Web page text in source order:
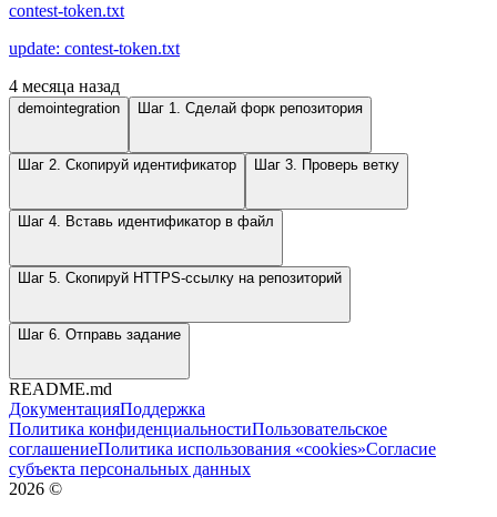
contest-token.txt
update: contest-token.txt
4 месяца назад
demointegration Шаг 1. Сделай форк репозитория
Шаг 2. Скопируй идентификатор Шаг 3. Проверь ветку
Шаг 4. Вставь идентификатор в файл
Шаг 5. Скопируй HTTPS-ссылку на репозиторий
Шаг 6. Отправь задание
README.md
ДокументацияПоддержка
Политика конфиденциальностиПользовательское
соглашениеПолитика использования «cookies»Согласие
субъекта персональных данных
2026 ©